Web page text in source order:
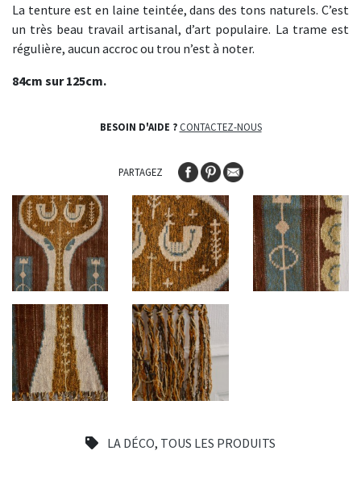
LA DÉCO, TOUS LES PRODUITS
La tenture est en laine teintée, dans des tons naturels. C’est
un très beau travail artisanal, d’art populaire. La trame est
régulière, aucun accroc ou trou n’est à noter.
84cm sur 125cm.
BESOIN D'AIDE ? CONTACTEZ-NOUS
PARTAGEZ